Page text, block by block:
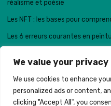
We value your privacy
We use cookies to enhance
personalized ads or content,
clicking "Accept All", you
réalisme et poésie
Les NFT : les bases pour
Les 6 erreurs courantes en
Trail de la dent de